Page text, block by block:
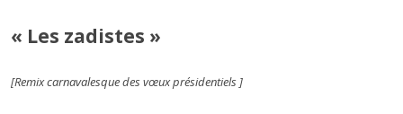
« Les zadistes »
[Remix carnavalesque des vœux présidentiels ]